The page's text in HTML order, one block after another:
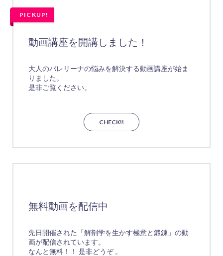
PICKUP!
動画講座を開講しました！
大人のバレリーナの悩みを解決する動画講座が始ま
りました。
是非ご覧ください。
CHECK!!
無料動画を配信中
先日開催された「解剖学を生かす極意と鍛錬」の動
画が配信されています。
なんと無料！！ 是非どうぞ 。